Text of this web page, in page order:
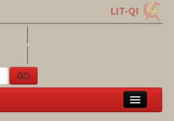
LIT-QI
GO